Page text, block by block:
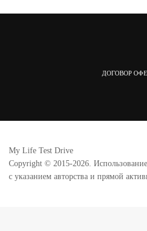
ДОГОВОР
My Life Test Drive
Copyright © 2015-2026.
с указанием авторства и прямой